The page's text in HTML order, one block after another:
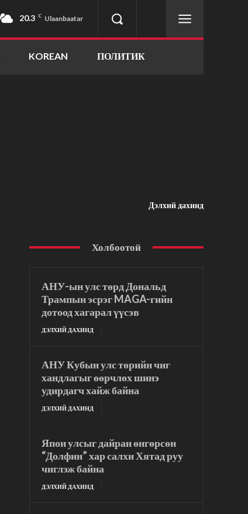
20.3 C Ulaanbaatar
KOREAN ПОЛИТИК
Дэлхий дахинд
Холбоотой
АНУ-ын улс төрд Дональд
Трампын эсрэг MAGA-гийн
дотоод хагарал үүсэв
ДЭЛХИЙ ДАХИНД
АНУ Кубын улс төрийн чиг
хандлагыг өөрчлөх шинэ
удирдагч хайж байна
ДЭЛХИЙ ДАХИНД
Япон улсыг дайран өнгөрсөн
“Долфин” хар салхи Хятад руу
чиглэж байна
ДЭЛХИЙ ДАХИНД